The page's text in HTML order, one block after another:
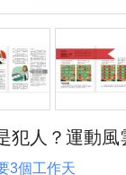
犯人？運動風
3個工作天